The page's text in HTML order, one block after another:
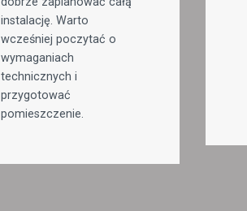
instalację. Warto
wcześniej poczytać o
wymaganiach
technicznych i
przygotować
pomieszczenie.